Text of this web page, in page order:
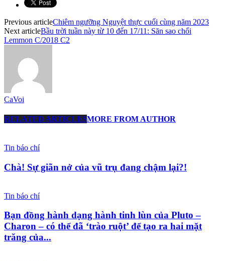
Previous articleChiêm ngưỡng Nguyệt thực cuối cùng năm 2023
Next articleBầu trời tuần này từ 10 đến 17/11: Săn sao chổi
Lemmon C/2018 C2
CaVoi
RELATED ARTICLESMORE FROM AUTHOR
Tin báo chí
Chà! Sự giãn nở của vũ trụ đang chậm lại?!
Tin báo chí
Bạn đồng hành dạng hành tinh lùn của Pluto –
Charon – có thể đã ‘trào ruột’ để tạo ra hai mặt
trăng của...